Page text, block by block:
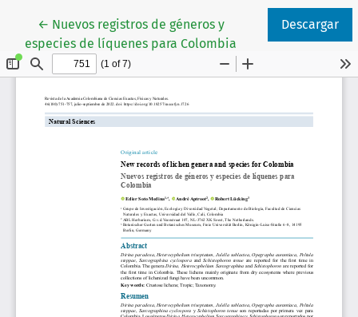
← Volver a los detalles del artículo
Nuevos registros de géneros y
especies de líquenes para Colombia
Descargar